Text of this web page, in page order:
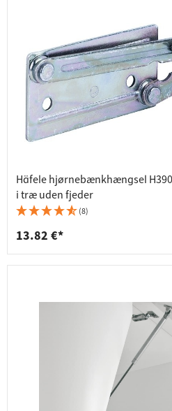
Häfele hjørnebænkhængsel
i træ uden fjeder
(8)
13.82 €*